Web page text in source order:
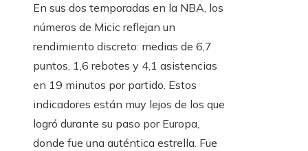
En sus dos temporadas en la NBA, los
números de Micic reflejan un
rendimiento discreto: medias de 6,7
puntos, 1,6 rebotes y 4,1 asistencias
en 19 minutos por partido. Estos
indicadores están muy lejos de los que
logró durante su paso por Europa,
donde fue una auténtica estrella. Fue